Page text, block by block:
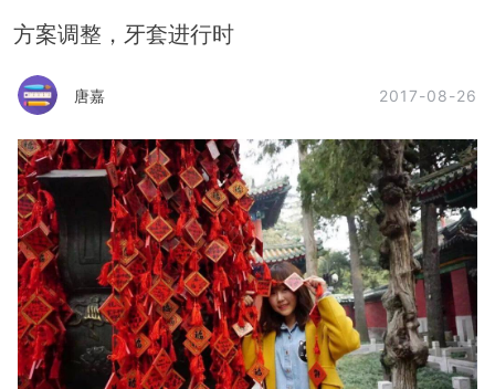
方案调整，牙套进行时
唐嘉 2017-08-26